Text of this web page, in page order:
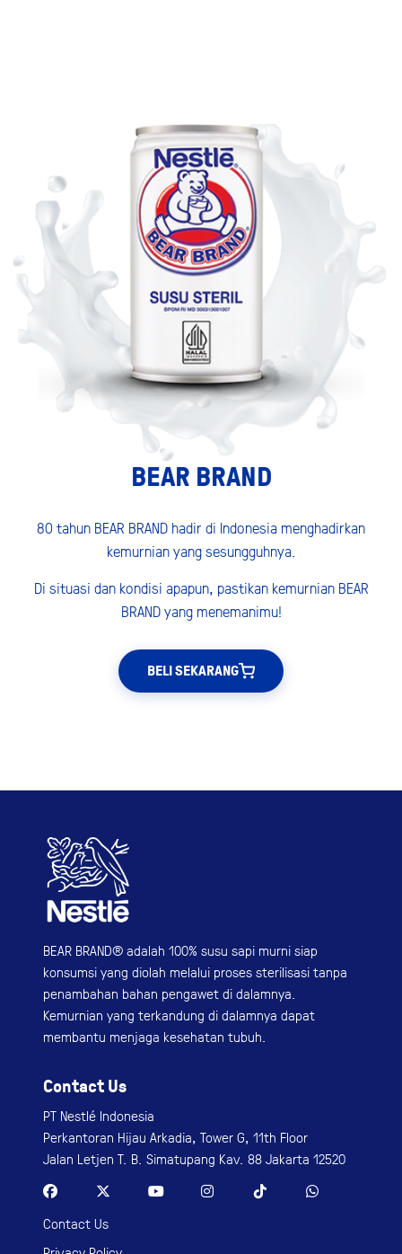
BEAR BRAND
80 tahun BEAR BRAND hadir di Indonesia menghadirkan
kemurnian yang sesungguhnya.
Di situasi dan kondisi apapun, pastikan kemurnian BEAR
BRAND yang menemanimu!
BELI SEKARANG
BEAR BRAND® adalah 100% susu sapi murni siap
konsumsi yang diolah melalui proses sterilisasi tanpa
penambahan bahan pengawet di dalamnya.
Kemurnian yang terkandung di dalamnya dapat
membantu menjaga kesehatan tubuh.
Contact Us
PT Nestlé Indonesia
Perkantoran Hijau Arkadia, Tower G, 11th Floor
Jalan Letjen T. B. Simatupang Kav. 88 Jakarta 12520
Contact Us